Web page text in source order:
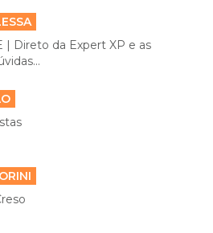
| Direto da Expert XP e as